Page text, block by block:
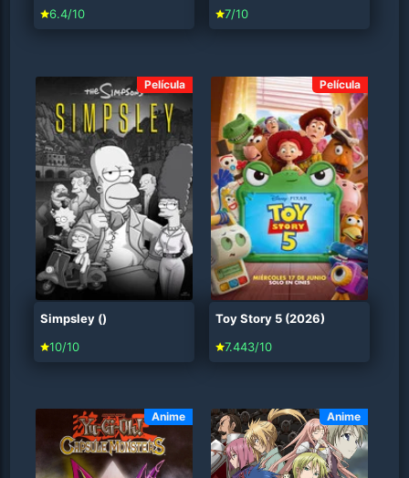
6.4/10
7/10
Película
Simpsley ()
10/10
Película
Toy Story 5 (2026)
7.443/10
Anime Anime